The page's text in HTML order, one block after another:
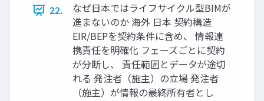
22.
なぜ日本ではライフサイクル型BIMが
進まないのか 海外 日本 契約構造
EIR/BEPを契約条件に含め、 情報連
携責任を明確化 フェーズごとに契約
が分断し、 責任範囲とデータが途切
れる 発注者（施主）の立場 発注者
（施主）が情報の最終所有者とし